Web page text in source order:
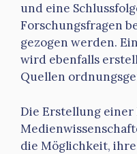
und eine
Forschungsfragen
gezogen werden.
wird ebenfalls
Quellen
Die Erstellung einer
die Möglichkeit,